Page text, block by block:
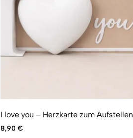
I love you – Herzkarte zum Aufstellen
8,90 €